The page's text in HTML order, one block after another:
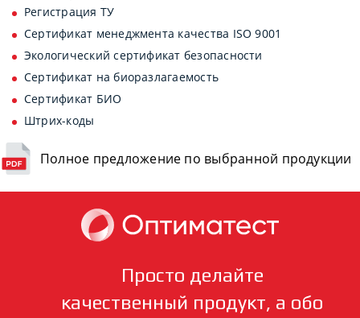
Регистрация ТУ
Сертификат менеджмента качества ISO 9001
Экологический сертификат безопасности
Сертификат на биоразлагаемость
Сертификат БИО
Штрих-коды
Полное предложение по выбранной продукции
Просто делайте
качественный продукт, а обо